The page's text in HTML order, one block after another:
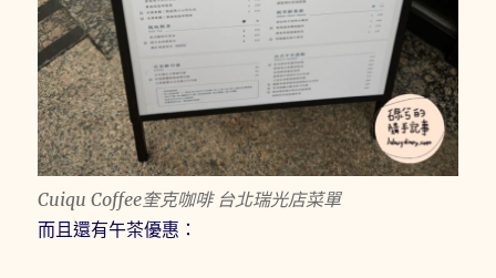
Cuiqu Coffee奎克咖啡 台北瑞光店菜單
而且還有午茶優惠：